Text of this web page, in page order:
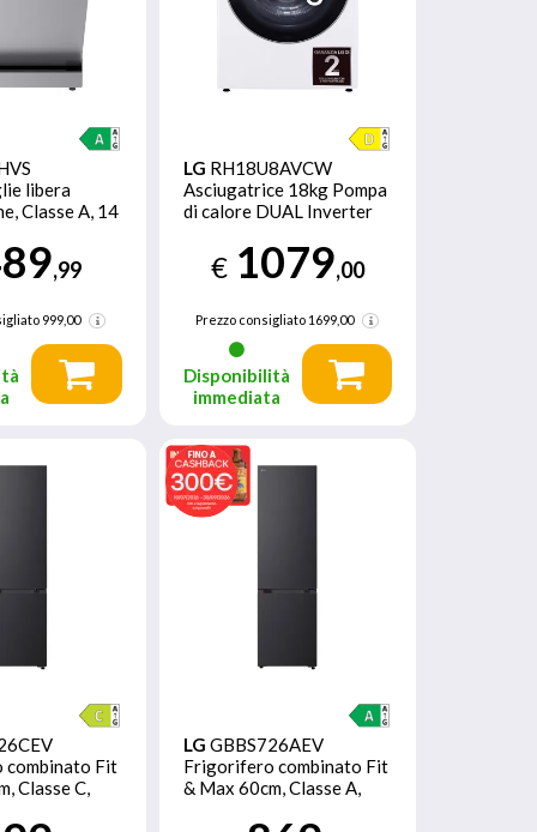
libera
Classe A, 14
,99
999,00
LG RH18U8AVCW
Asciugatrice 18kg Pompa
di calore DUAL Inverter
Drive, AI Dry, Wi-Fi,
Bianca
€ 1079,00
Prezzo consigliato 1699,00
Disponibilità
immediata
Fit
Classe C,
LG GBBS726AEV
Frigorifero combinato Fit
& Max 60cm, Classe A,